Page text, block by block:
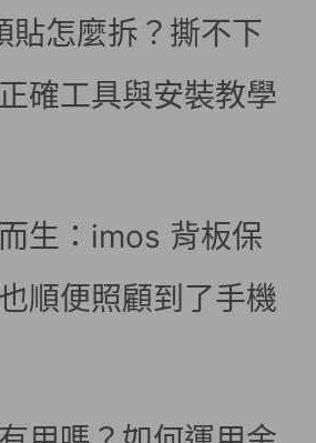
貼怎麼拆？撕不下
確工具與安裝教學
生：imos 背板保
順便照顧到了手機